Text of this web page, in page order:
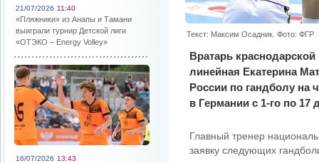
21/07/2026 11:40
«Пляжники» из Анапы и Тамани
выиграли турнир Детской лиги
«ОТЭКО – Energy Volley»
16/07/2026 13:43
Текст: Максим Осадник. Фото: ФГР
Вратарь
линейная Екатерина
России по гандболу на
в Германии с 1-го по 17
Главный тренер
заявку следующих